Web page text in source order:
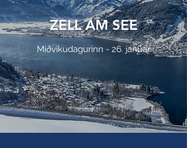
ZELL AM SEE
Miðvikudagurinn - 26. janúar